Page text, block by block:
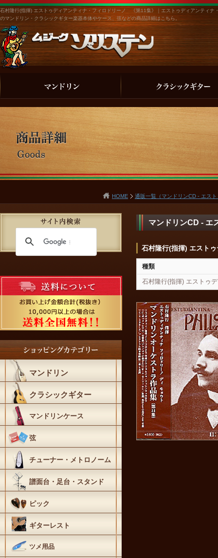
石村隆行(指揮) エストゥディアンティナ・フィロドリーノ 《第11集》｜エストゥディアンティナ
のマンドリン・クラシックギター楽器本体やケース、弦などの商品詳細はこちら。
HOME 通販一覧（マンドリンCD - エス
マンドリンCD - エ
石村隆行(指揮) エスト
種類
石村隆行(指揮) エストゥ
マンドリン
クラシックギター
マンドリンケース
弦
チューナー・メトロノーム
譜面台・足台・スタンド
ピック
ギターレスト
ツメ用品